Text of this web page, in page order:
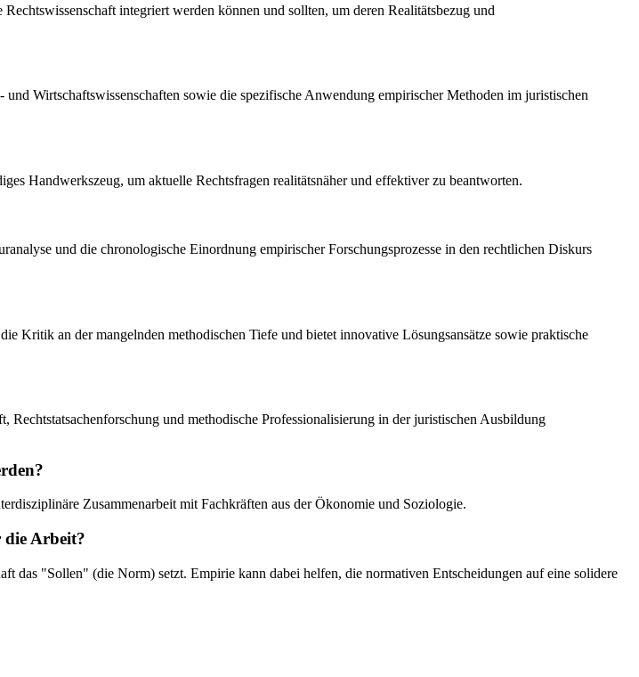
integriert werden können und sollten, um deren Realitätsbezug und
Wirtschaftswissenschaften sowie die spezifische Anwendung empirischer Methoden im juristischen
Handwerkszeug, um aktuelle Rechtsfragen realitätsnäher und effektiver zu beantworten.
und die chronologische Einordnung empirischer Forschungsprozesse in den rechtlichen Diskurs
Kritik an der mangelnden methodischen Tiefe und bietet innovative Lösungsansätze sowie praktische
und methodische Professionalisierung in der juristischen Ausbildung
Zusammenarbeit mit Fachkräften aus der Ökonomie und Soziologie.
Arbeit?
das "Sollen" (die Norm) setzt. Empirie kann dabei helfen, die normativen Entscheidungen auf eine solidere